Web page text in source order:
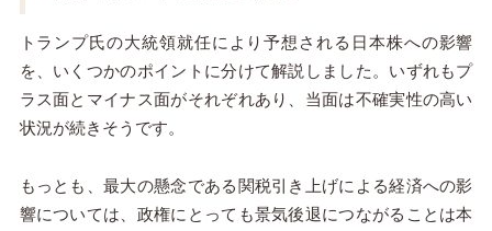
トランプ氏の大統領就任により予想される日本株への影響
を、いくつかのポイントに分けて解説しました。いずれもプ
ラス面とマイナス面がそれぞれあり、当面は不確実性の高い
状況が続きそうです。
もっとも、最大の懸念である関税引き上げによる経済への影
響については、政権にとっても景気後退につながることは本